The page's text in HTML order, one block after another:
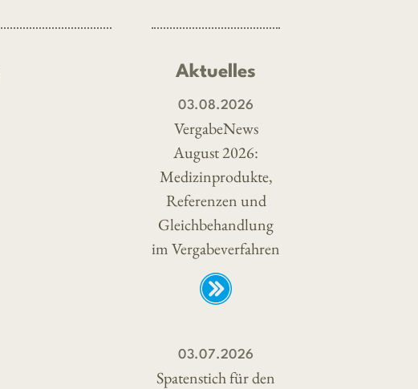
Aktuelles
03.08.2026
VergabeNews
August 2026:
Medizinprodukte,
Referenzen und
Gleichbehandlung
im Vergabeverfahren
03.07.2026
Spatenstich für den